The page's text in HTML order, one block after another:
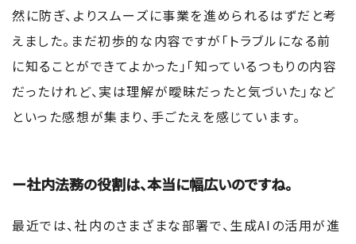
然に防ぎ、よりスムーズに事業を進められるはずだと考
えました。まだ初歩的な内容ですが「トラブルになる前
に知ることができてよかった」「知っているつもりの内容
だったけれど、実は理解が曖昧だったと気づいた」など
といった感想が集まり、手ごたえを感じています。
ー社内法務の役割は、本当に幅広いのですね。
最近では、社内のさまざまな部署で、生成AIの活用が進